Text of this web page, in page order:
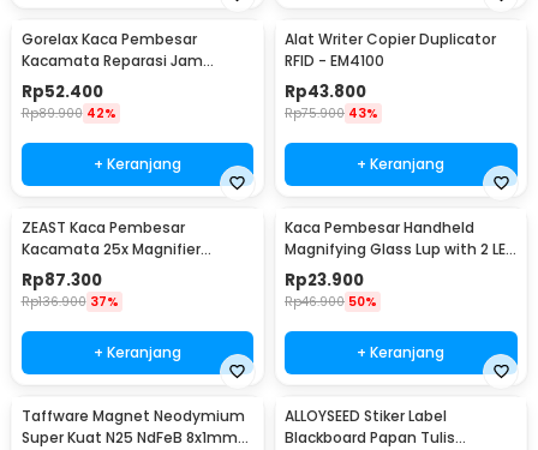
Gorelax Kaca Pembesar
Kacamata Reparasi Jam
Magnifier with 2 LED 20X -
9892A
Rp52.400
Rp89.900 42%
+ Keranjang
Alat Writer Copier Duplicator
RFID - EM4100
Rp43.800
Rp75.900 43%
+ Keranjang
ZEAST Kaca Pembesar
Kacamata 25x Magnifier
dengan 2 LED - 9892GJ
Rp87.300
Rp136.900 37%
+ Keranjang
Kaca Pembesar Handheld
Magnifying Glass Lup with 2 LED
35mm 8X - MG6B-2
Rp23.900
Rp46.900 50%
+ Keranjang
Taffware Magnet Neodymium
Super Kuat N25 NdFeB 8x1mm
ALLOYSEED Stiker Label
Blackboard Papan Tulis